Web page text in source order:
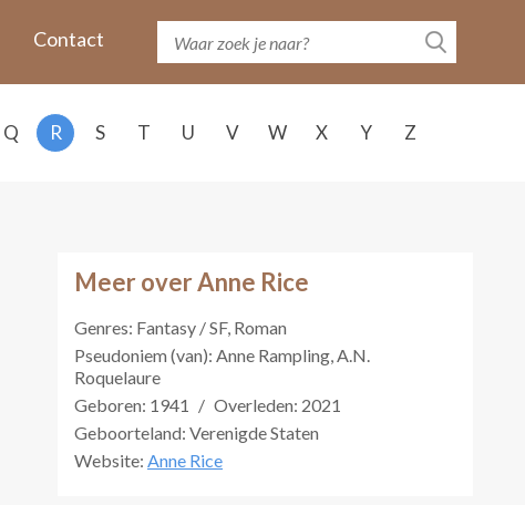
Contact
Q R S T U V W X Y Z
Meer over Anne Rice
Genres: Fantasy / SF, Roman
Pseudoniem (van): Anne Rampling, A.N.
Roquelaure
Geboren: 1941 / Overleden: 2021
Geboorteland: Verenigde Staten
Website: Anne Rice